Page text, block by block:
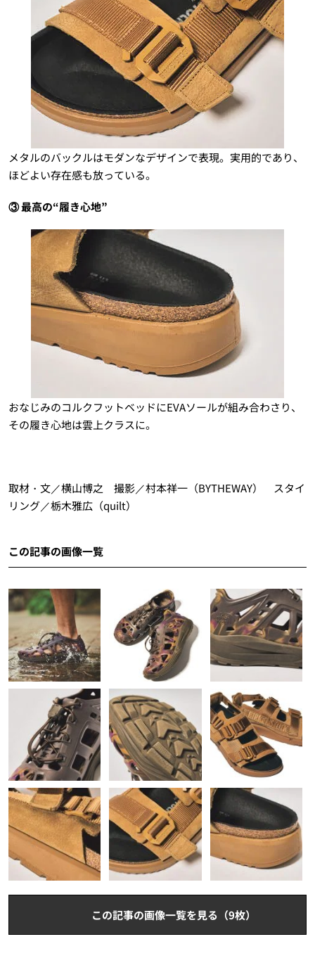
メタルのバックルはモダンなデザインで表現。実用的であり、
ほどよい存在感も放っている。
③ 最高の“履き心地”
おなじみのコルクフットベッドにEVAソールが組み合わさり、
その履き心地は雲上クラスに。
取材・文／横山博之 撮影／村本祥一（BYTHEWAY） スタイ
リング／栃木雅広（quilt）
この記事の画像一覧
この記事の画像一覧を見る（9枚）